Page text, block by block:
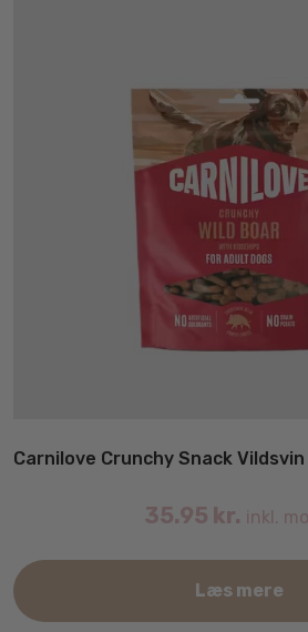
Carnilove Crunchy Snack
35.95 kr. inkl.
Læs mere